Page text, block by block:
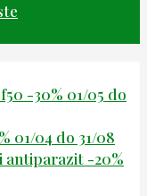
-30% 01/05 do
01/04 do 31/08
antiparazit -20%